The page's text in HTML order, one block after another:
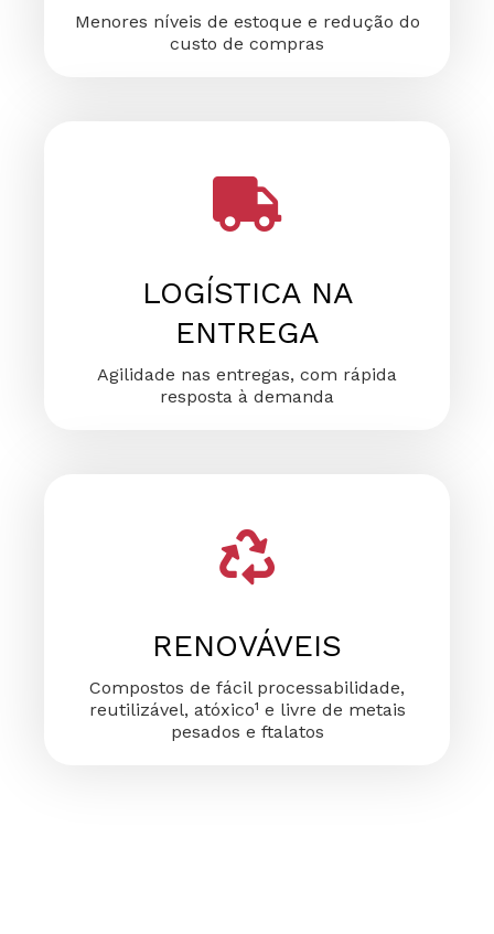
Menores níveis de estoque e redução do
custo de compras
LOGÍSTICA NA
ENTREGA
Agilidade nas entregas, com rápida
resposta à demanda
RENOVÁVEIS
Compostos de fácil processabilidade,
reutilizável, atóxico¹ e livre de metais
pesados e ftalatos